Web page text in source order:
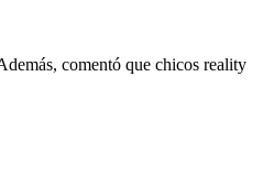
comentó que chicos reality